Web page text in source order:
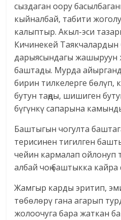
сыздаган оору
кыйналбай, табити
калыптыр. Акыл-эси
Кичинекей
дарыясындагы
баштады. Мурда
бирин тилкелерге бөлүп,
бутун таңды, шишиген
бүгүнкү сапарына
Баштыгын чогулта
терисинен тигилген
чейин кармалап ойлонуп
албай чоң баштыкка кайра
Жамгыр карды эритип,
төбөлөрү гана агарып
жолоочуга бара жаткан